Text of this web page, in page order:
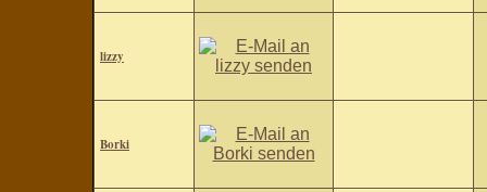
lizzy
Borki